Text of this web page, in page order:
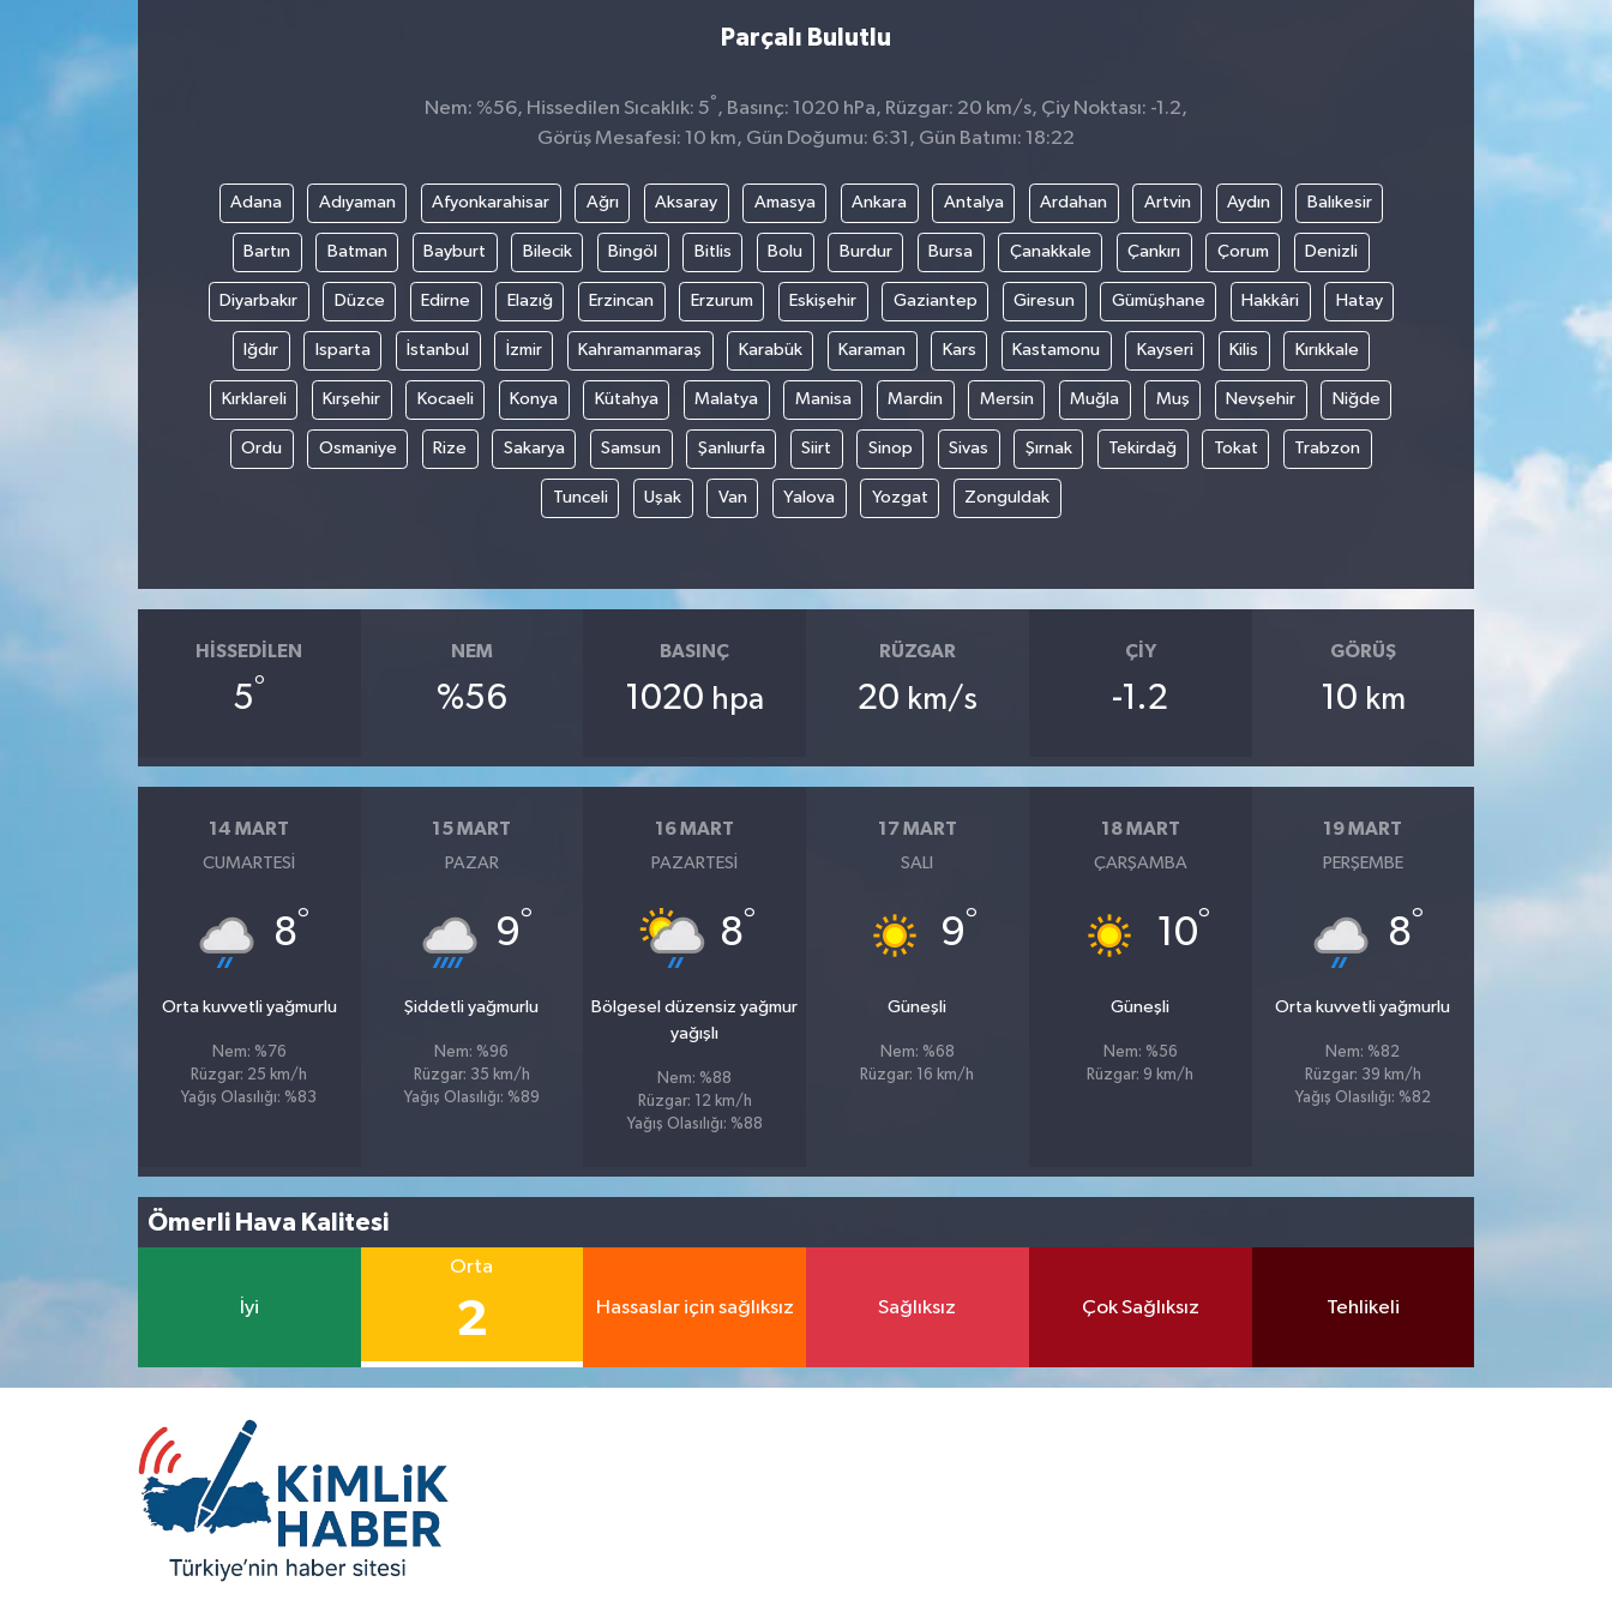
Parçalı Bulutlu
Nem: %56, Hissedilen Sıcaklık: 5° , Basınç: 1020 hPa, Rüzgar: 20 km/s, Çiy Noktası: -1.2,
Görüş Mesafesi: 10 km, Gün Doğumu: 6:31, Gün Batımı: 18:22
Adana Adıyaman Afyonkarahisar Ağrı Aksaray Amasya Ankara Antalya Ardahan Artvin Aydın Balıkesir
Bartın Batman Bayburt Bilecik Bingöl Bitlis Bolu Burdur Bursa Çanakkale Çankırı Çorum Denizli
Diyarbakır Düzce Edirne Elazığ Erzincan Erzurum Eskişehir Gaziantep Giresun Gümüşhane Hakkâri Hatay
Iğdır Isparta İstanbul İzmir Kahramanmaraş Karabük Karaman Kars Kastamonu Kayseri Kilis Kırıkkale
Kırklareli Kırşehir Kocaeli Konya Kütahya Malatya Manisa Mardin Mersin Muğla Muş Nevşehir Niğde
Ordu Osmaniye Rize Sakarya Samsun Şanlıurfa Siirt Sinop Sivas Şırnak Tekirdağ Tokat Trabzon
Tunceli Uşak Van Yalova Yozgat Zonguldak
HISSEDILEN
5°
NEM
%56
BASINÇ
1020 hpa
RÜZGAR
20 km/s
ÇIY
-1.2
GÖRÜŞ
10 km
14 MART
CUMARTESI
8°
Orta kuvvetli yağmurlu
Nem: %76
Rüzgar: 25 km/h
Yağış Olasılığı: %83
15 MART
PAZAR
9°
Şiddetli yağmurlu
Nem: %96
Rüzgar: 35 km/h
Yağış Olasılığı: %89
16 MART
PAZARTESI
8°
Bölgesel düzensiz yağmur
yağışlı
Nem: %88
Rüzgar: 12 km/h
Yağış Olasılığı: %88
17 MART
SALI
9°
Güneşli
Nem: %68
Rüzgar: 16 km/h
18 MART
ÇARŞAMBA
10°
Güneşli
Nem: %56
Rüzgar: 9 km/h
19 MART
PERŞEMBE
8°
Orta kuvvetli yağmurlu
Nem: %82
Rüzgar: 39 km/h
Yağış Olasılığı: %82
Ömerli Hava Kalitesi
İyi
Orta
2 Hassaslar için sağlıksız Sağlıksız Çok Sağlıksız Tehlikeli
Özel Haber
Teknoloji